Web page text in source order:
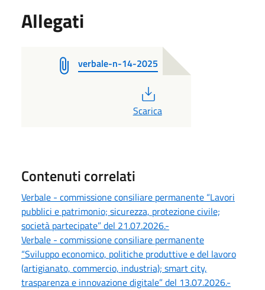
Allegati
verbale-n-14-2025
Scarica
Contenuti correlati
Verbale - commissione consiliare permanente “Lavori
pubblici e patrimonio; sicurezza, protezione civile;
società partecipate” del 21.07.2026.-
Verbale - commissione consiliare permanente
“Sviluppo economico, politiche produttive e del lavoro
(artigianato, commercio, industria); smart city,
trasparenza e innovazione digitale” del 13.07.2026.-